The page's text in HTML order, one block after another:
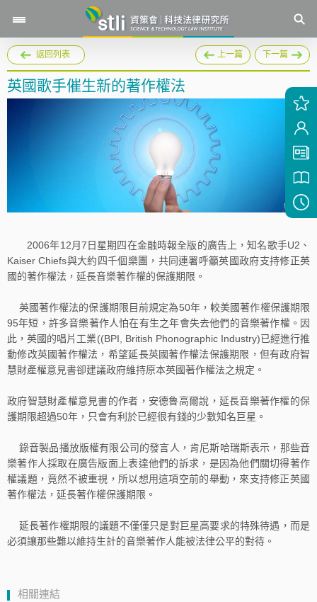
返回列表 上一篇 下一篇
英國歌手催生新的著作權法
2006年12月7日星期四在金融時報全版的廣告上，知名歌手U2、
Kaiser Chiefs與大約四千個樂團，共同連署呼籲英國政府支持修正英
國的著作權法，延長音樂著作權的保護期限。
英國著作權法的保護期限目前規定為50年，較美國著作權保護期限
95年短，許多音樂著作人怕在有生之年會失去他們的音樂著作權。因
此，英國的唱片工業((BPI, British Phonographic Industry)已經進行推
動修改英國著作權法，希望延長英國著作權法保護期限，但有政府智
慧財產權意見書卻建議政府維持原本英國著作權法之規定。
政府智慧財產權意見書的作者，安德魯高爾說，延長音樂著作權的保
護期限超過50年，只會有利於已經很有錢的少數知名巨星。
錄音製品播放版權有限公司的發言人，肯尼斯哈瑞斯表示，那些音
樂著作人採取在廣告版面上表達他們的訴求，是因為他們關切得著作
權議題，竟然不被重視，所以想用這項空前的舉動，來支持修正英國
著作權法，延長著作權保護期限。
延長著作權期限的議題不僅僅只是對巨星高要求的特殊待遇，而是
必須讓那些難以維持生計的音樂著作人能被法律公平的對待。
相關連結